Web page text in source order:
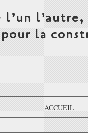
l’un
la
ACCUEIL